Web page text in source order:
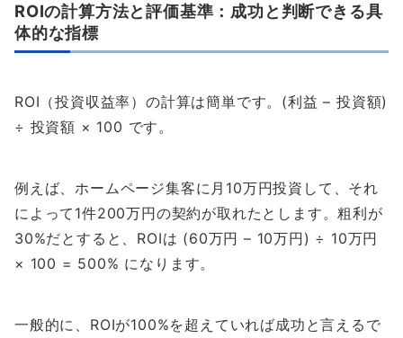
ROIの計算方法と評価基準：成功と判断できる具
体的な指標
ROI（投資収益率）の計算は簡単です。(利益 – 投資額)
÷ 投資額 × 100 です。
例えば、ホームページ集客に月10万円投資して、それ
によって1件200万円の契約が取れたとします。粗利が
30%だとすると、ROIは (60万円 – 10万円) ÷ 10万円
× 100 = 500% になります。
一般的に、ROIが100%を超えていれば成功と言えるで